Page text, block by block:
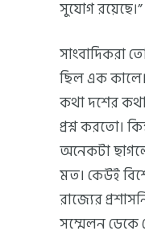
সুযোগ রয়েছে।”
সাংবাদিকরা
ছিল এক
কথা দশের
প্রশ্ন করতো।
অনেকটা
মত। কেউই
রাজ্যের
সম্মেলন ডেকে